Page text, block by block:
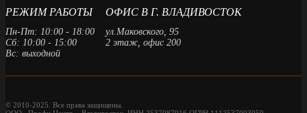
РЕЖИМ РАБОТЫ
Пн-Пт: 10:00 - 18:00
Сб: 10:00 - 15:00
Вс: выходной
ОФИС В Г. ВЛАДИВОСТОК
ул.Маковского, 95
2 этаж, офис 200
© 2010-2025. Все права защищены.